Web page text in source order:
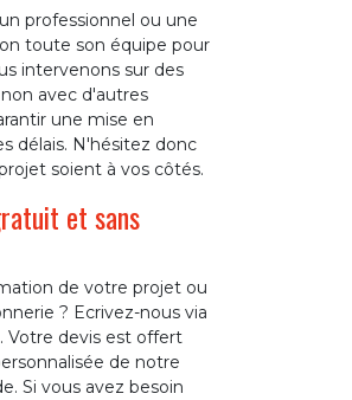
professionnel ou une
toute son équipe pour
intervenons sur des
avec d'autres
une mise en
délais. N'hésitez donc
soient à vos côtés.
et sans
de votre projet ou
? Ecrivez-nous via
Votre devis est offert
de notre
Si vous avez besoin